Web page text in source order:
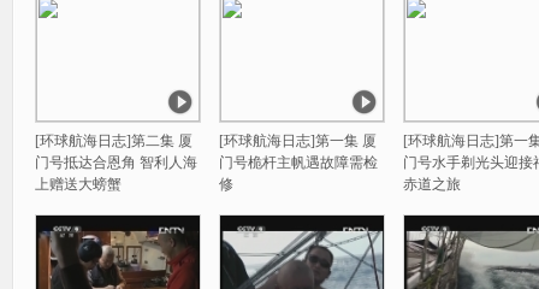
[环球航海日志]第二集 厦
门号抵达合恩角 智利人海
上赠送大螃蟹
[环球航海日志]第一集 厦
门号桅杆主帆遇故障需检
修
[环球航海日志]第一
门号水手剃光头迎接
赤道之旅